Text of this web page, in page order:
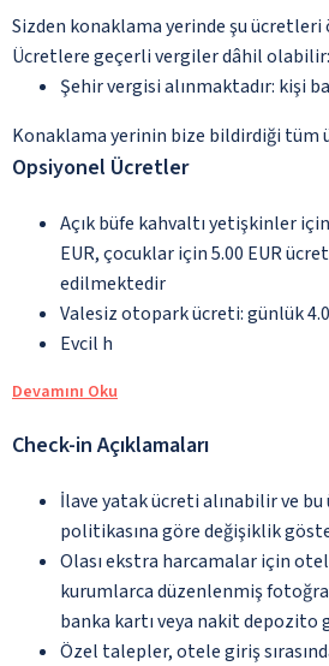
Sizden konaklama yerinde şu
Ücretlere geçerli vergiler dâhil olabilir:
Şehir vergisi alınmaktadır: kişi
Konaklama yerinin bize bildirdiği
Opsiyonel Ücretler
Açık büfe kahvaltı yetişkinler
EUR, çocuklar için 5.00 EUR ücret
edilmektedir
Valesiz otopark ücreti: günlük
Evcil h
Devamını Oku
Check-in Açıklamaları
İlave yatak ücreti alınabilir ve
politikasına göre değişiklik
Olası ekstra harcamalar için
kurumlarca düzenlenmiş
banka kartı veya nakit depozito
Özel talepler, otele giriş